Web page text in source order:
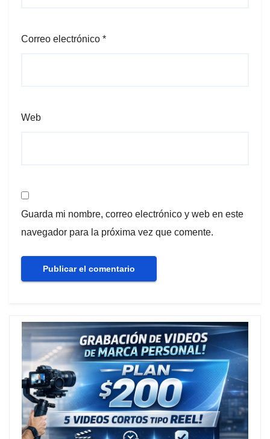
Correo electrónico *
Web
Guarda mi nombre, correo electrónico y web en este
navegador para la próxima vez que comente.